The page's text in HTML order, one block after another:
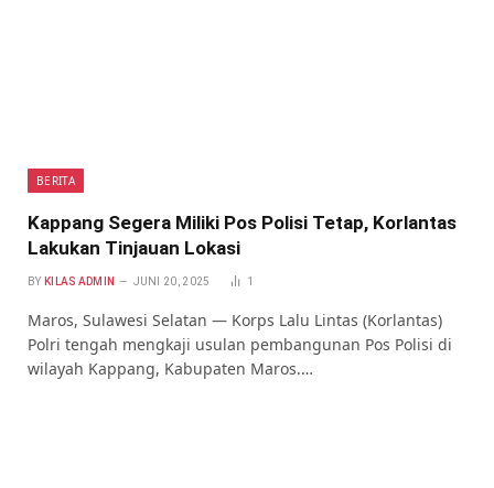
BERITA
Kappang Segera Miliki Pos Polisi Tetap, Korlantas
Lakukan Tinjauan Lokasi
BY KILAS ADMIN JUNI 20, 2025 1
Maros, Sulawesi Selatan — Korps Lalu Lintas (Korlantas)
Polri tengah mengkaji usulan pembangunan Pos Polisi di
wilayah Kappang, Kabupaten Maros.…